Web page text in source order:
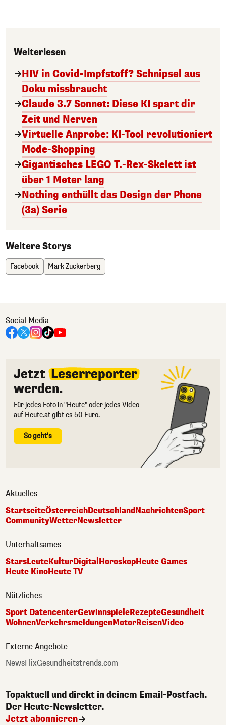
Weiterlesen
HIV in Covid-Impfstoff? Schnipsel aus
Doku missbraucht
Claude 3.7 Sonnet: Diese KI spart dir
Zeit und Nerven
Virtuelle Anprobe: KI-Tool revolutioniert
Mode-Shopping
Gigantisches LEGO T.-Rex-Skelett ist
über 1 Meter lang
Nothing enthüllt das Design der Phone
(3a) Serie
Weitere Storys
Facebook Mark Zuckerberg
Social Media
Jetzt Leserreporter
werden.
Für jedes Foto in "Heute" oder jedes Video
auf Heute.at gibt es 50 Euro.
So geht's
Aktuelles
StartseiteÖsterreichDeutschlandNachrichtenSport
CommunityWetterNewsletter
Unterhaltsames
StarsLeuteKulturDigital HoroskopHeute Games
Heute KinoHeute TV
Nützliches
Sport DatencenterGewinnspieleRezepteGesundheit
WohnenVerkehrsmeldungenMotorReisenVideo
Externe Angebote
NewsFlixGesundheitstrends.com
Topaktuell und direkt in deinem Email-Postfach.
Der Heute-Newsletter.
Jetzt abonnieren